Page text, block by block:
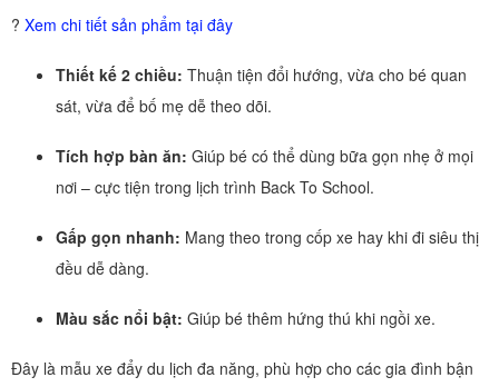
? Xem chi tiết sản phẩm tại đây
Thiết kế 2 chiều: Thuận tiện đổi hướng, vừa cho bé quan
sát, vừa để bố mẹ dễ theo dõi.
Tích hợp bàn ăn: Giúp bé có thể dùng bữa gọn nhẹ ở mọi
nơi – cực tiện trong lịch trình Back To School.
Gấp gọn nhanh: Mang theo trong cốp xe hay khi đi siêu thị
đều dễ dàng.
Màu sắc nổi bật: Giúp bé thêm hứng thú khi ngồi xe.
Đây là mẫu xe đẩy du lịch đa năng, phù hợp cho các gia đình bận